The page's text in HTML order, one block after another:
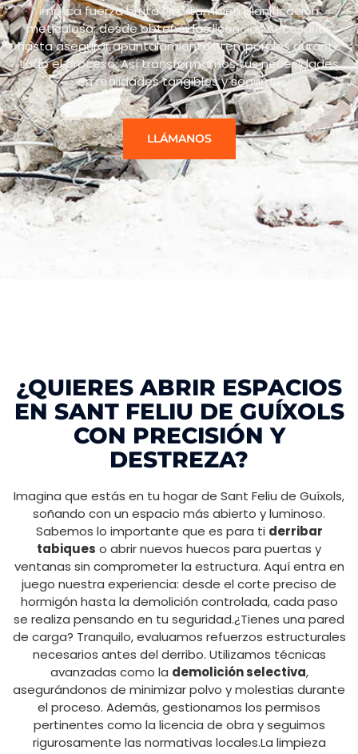
implica fuerza bruta sino también planificación
meticulosa: desde obtener las licencias necesarias
hasta asegurar apuntalamientos temporales durante
todo el proceso. Así transformamos tus necesidades
en realidades tangibles y seguras.
LLÁMANOS
¿QUIERES ABRIR ESPACIOS
EN SANT FELIU DE GUÍXOLS
CON PRECISIÓN Y
DESTREZA?
Imagina que estás en tu hogar de Sant Feliu de Guíxols,
soñando con un espacio más abierto y luminoso.
Sabemos lo importante que es para ti derribar
tabiques o abrir nuevos huecos para puertas y
ventanas sin comprometer la estructura. Aquí entra en
juego nuestra experiencia: desde el corte preciso de
hormigón hasta la demolición controlada, cada paso
se realiza pensando en tu seguridad.¿Tienes una pared
de carga? Tranquilo, evaluamos refuerzos estructurales
necesarios antes del derribo. Utilizamos técnicas
avanzadas como la demolición selectiva,
asegurándonos de minimizar polvo y molestias durante
el proceso. Además, gestionamos los permisos
pertinentes como la licencia de obra y seguimos
rigurosamente las normativas locales.La limpieza